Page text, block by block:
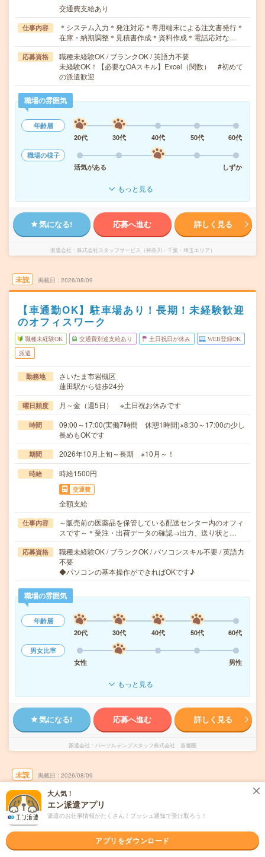
交通費支給あり
仕事内容
＊システム入力＊発注対応＊専用端末による注文書発行＊
在庫・納期調整＊見積書作成＊資料作成＊電話応対な…
応募資格
職種未経験OK / ブランクOK / 英語力不要
未経験OK！【必要なOAスキル】Excel（関数） #初めて
の派遣歓迎
職場の雰囲気
年齢層
20代
30代 40代 50代
60代
職場の様子
活気がある
しずか
もっと見る
気になる! 応募へ進む 詳しく見る
派遣会社 株式会社スタッフサービス（神奈川・千葉・埼玉エリア）
未読 掲載日 2026/08/09
【車通勤OK】駐車場あり！長期！未経験歓迎
のオフィスワーク
職種未経験OK 交通費別途支給あり 土日祝日が休み WEB登録OK
派遣
勤務地
さいたま市岩槻区
蓮田駅から徒歩24分
曜日頻度 月～金（週5日） ※土日祝お休みです
時間
09:00～17:00(実働7時間 休憩1時間)※8:30～17:00の少し
長めもOKです
期間 2026年10月上旬～長期 ※10月～！
時給 時給1500円
交通費
全額支給
仕事内容
～販売前の医薬品を保管している配送センター内のオフィ
スです～＊受注・出荷データの確認→出力、送り状と…
応募資格
職種未経験OK / ブランクOK / パソコンスキル不要 / 英語力
不要
◆パソコンの基本操作ができればOKです♪
職場の雰囲気
年齢層
20代
30代 40代 50代
60代
男女比率
女性
男性
もっと見る
気になる! 応募へ進む 詳しく見る
派遣会社 パーソルテンプスタッフ株式会社 首都圏
未読 掲載日 2026/08/09
【時給1650円】長期！社員サポート！残業な
し！時短OK
WEB登録OK 派遣
大人気！
エン派遣アプリ
派遣のお仕事情報がたくさん！プッシュ通知で受け取ろう！
アプリをダウンロード